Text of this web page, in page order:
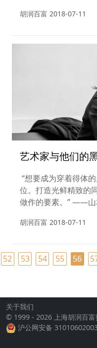
胡润百富 2018-07-11
艺术家与他们的
“想要成为穿着得体
位。打造光鲜精致的
做作的要素
胡润百富 2018-07-11
52 53 54 55 56
关于我们
© 1999 - 2026 上海胡润百富
沪公网安备